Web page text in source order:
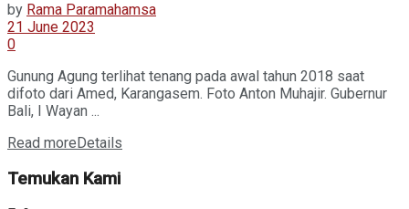
by Rama Paramahamsa
21 June 2023
0
Gunung Agung terlihat tenang pada awal tahun 2018 saat
difoto dari Amed, Karangasem. Foto Anton Muhajir. Gubernur
Bali, I Wayan ...
Read more Details
Temukan Kami